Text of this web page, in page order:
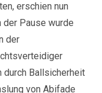
erschien nun
der Pause wurde
der
durch Ballsicherheit
von Abifade